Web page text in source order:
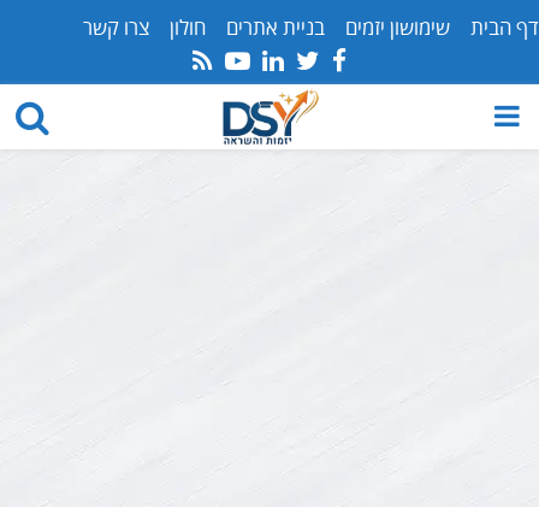
דף הבית שימושון יזמים בניית אתרים חולון צרו קשר
Facebook
Twitter
Linkedin
Youtube
Rss
PRIMARY